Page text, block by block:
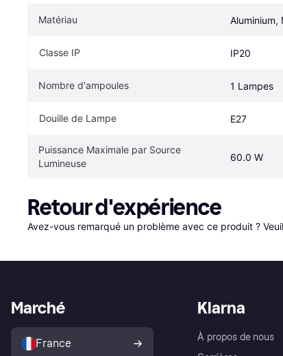
Matériau Aluminium,
Classe IP IP20
Nombre d'ampoules 1 Lampes
Douille de Lampe E27
Puissance Maximale par Source
Lumineuse
60.0 W
Retour d'expérience
Avez-vous remarqué un problème avec ce produit ?
Klarna
À propos de nous
Marché
France